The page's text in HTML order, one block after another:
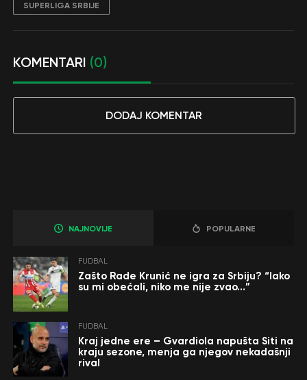
SUPERLIGA SRBIJE
KOMENTARI (0)
DODAJ KOMENTAR
NAJNOVIJE POPULARNE
FUDBAL
Zašto Rade Krunić ne igra za Srbiju? “Iako
su mi obećali, niko me nije zvao…”
FUDBAL
Kraj jedne ere – Gvardiola napušta Siti na
kraju sezone, menja ga njegov nekadašnji
rival